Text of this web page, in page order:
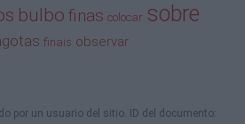
bulbo finas colocar sobre
finais observar
por un usuario del sitio. ID del documento: